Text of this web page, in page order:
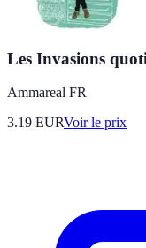
Les Invasions
Ammareal FR
3.19 EURVoir le prix